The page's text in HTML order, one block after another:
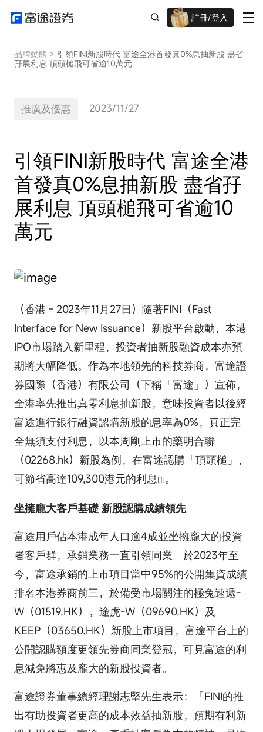
註冊/登入
品牌動態> 引領FINI新股時代 富途全港首發真0%息抽新股 盡省
孖展利息 頂頭槌飛可省逾10萬元
推廣及優惠 2023/11/27
引領FINI新股時代 富途全港
首發真0%息抽新股 盡省孖
展利息 頂頭槌飛可省逾10
萬元
（香港 - 2023年11月27日）隨著FINI（Fast
Interface for New Issuance）新股平台啟動，本港
IPO市場踏入新里程，投資者抽新股融資成本亦預
期將大幅降低。作為本地領先的科技券商，富途證
券國際（香港）有限公司（下稱「富途」）宣佈，
全港率先推出真零利息抽新股，意味投資者以後經
富途進行銀行融資認購新股的息率為0%，真正完
全無須支付利息，以本周剛上市的藥明合聯
（02268.hk）新股為例，在富途認購「頂頭槌」，
可節省高達109,300港元的利息[1]。
坐擁龐大客戶基礎 新股認購成績領先
富途用戶佔本港成年人口逾4成並坐擁龐大的投資
者客戶群，承銷業務一直引領同業。於2023年至
今，富途承銷的上市項目當中95%的公開集資成績
排名本港券商前三，於備受市場關注的極兔速遞-
W（01519.HK），途虎-W（09690.HK）及
KEEP（03650.HK）新股上市項目，富途平台上的
公開認購額度更領先券商同業登冠，可見富途的利
息減免將惠及龐大的新股投資者。
富途證券董事總經理謝志堅先生表示：「FINI的推
出有助投資者更高的成本效益抽新股，預期有利新